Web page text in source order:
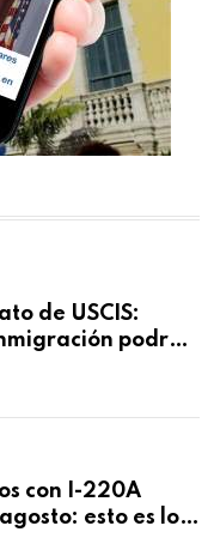
de USCIS:
podrán
con I-220A
esto es lo